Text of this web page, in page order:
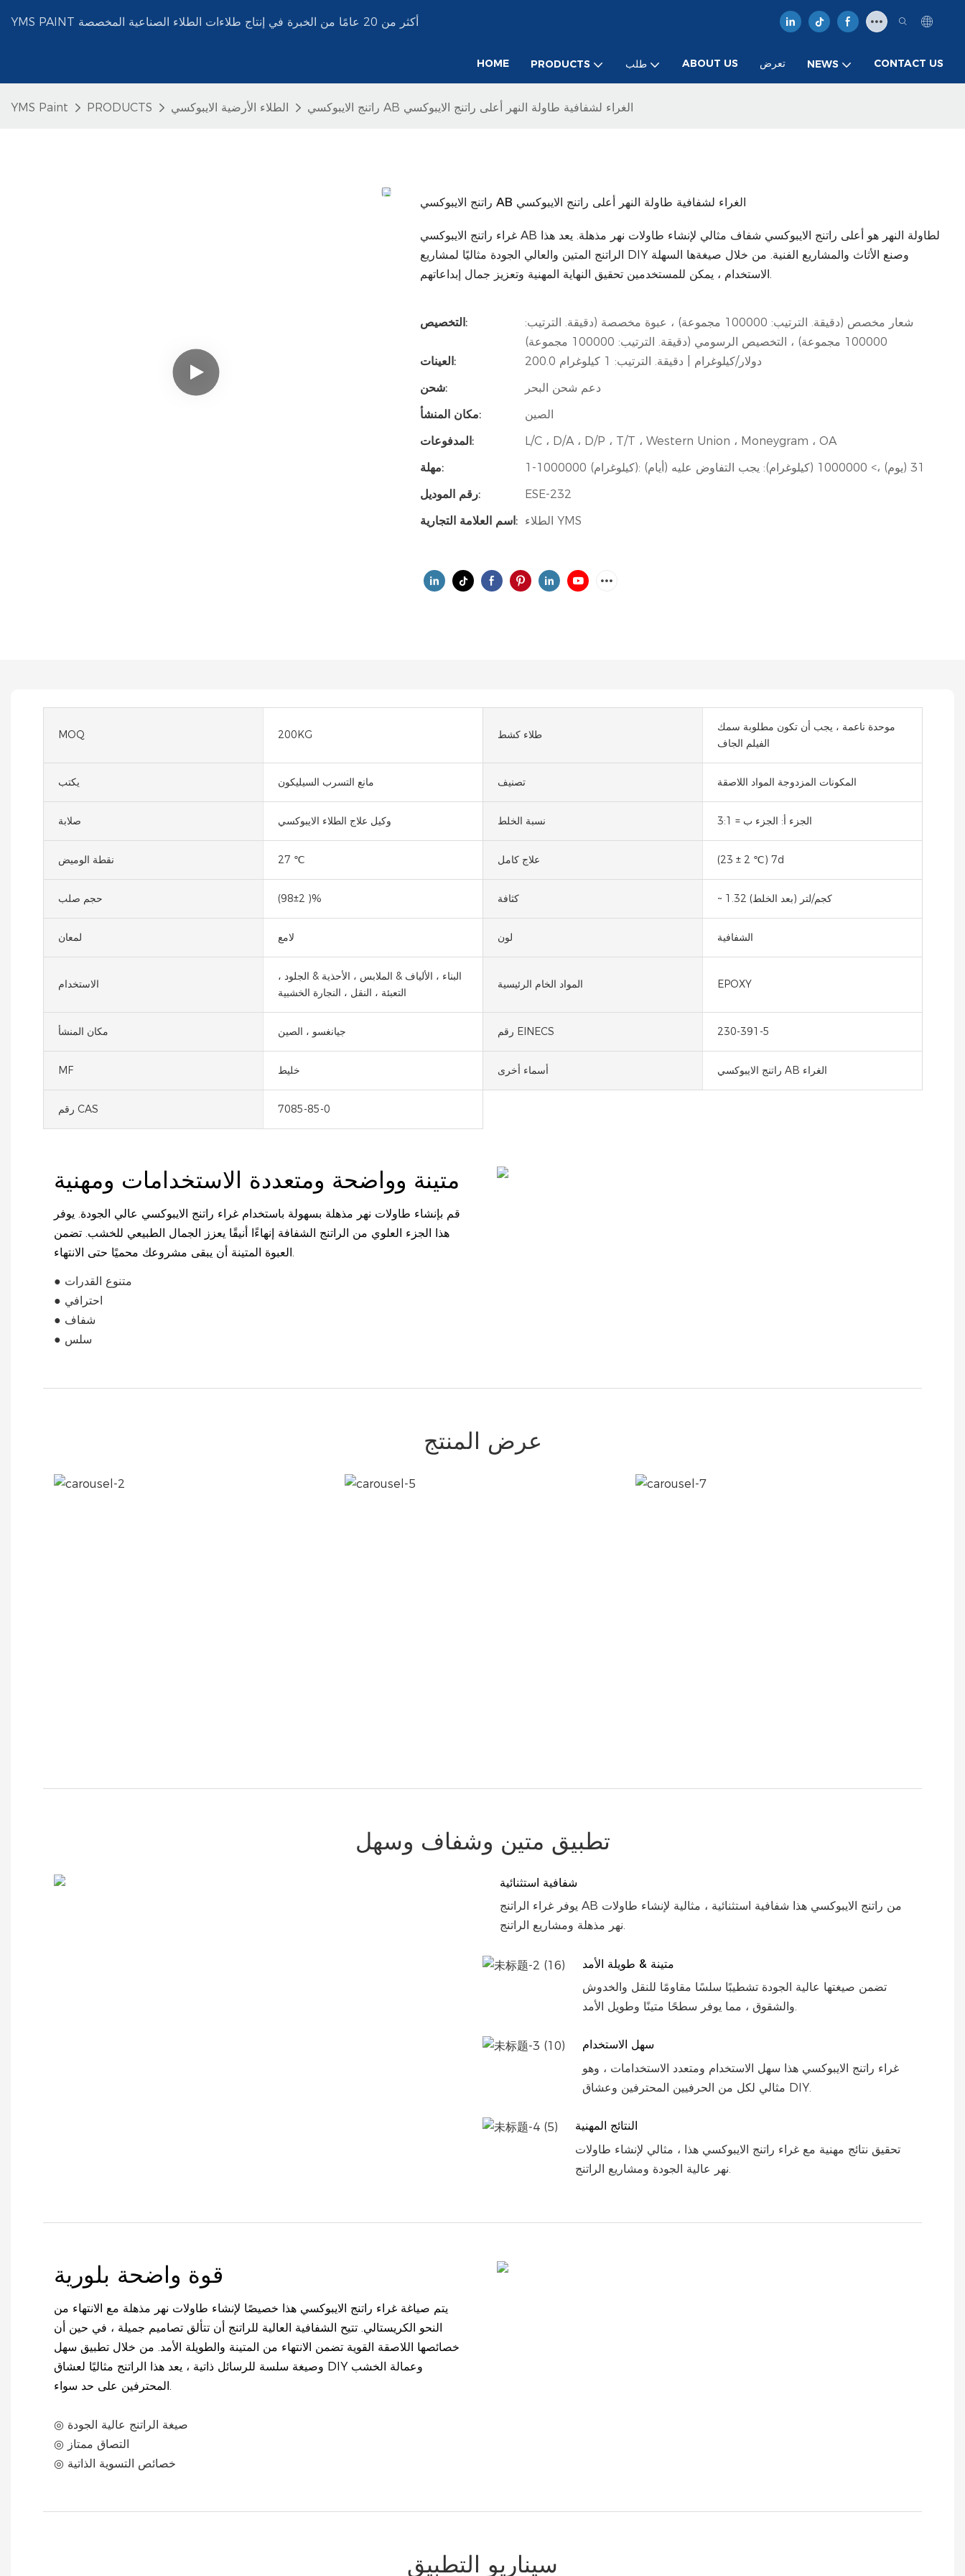
YMS PAINT أكثر من 20 عامًا من الخبرة في إنتاج طلاءات الطلاء الصناعية المخصصة
HOME PRODUCTS طلب ABOUT US تعرض NEWS CONTACT US
YMS Paint PRODUCTS الطلاء الأرضية الايبوكسي راتنج الايبوكسي AB الغراء لشفافية طاولة النهر أعلى راتنج الايبوكسي
راتنج الايبوكسي AB الغراء لشفافية طاولة النهر أعلى راتنج الايبوكسي
غراء راتنج الايبوكسي AB لطاولة النهر هو أعلى راتنج الايبوكسي شفاف مثالي لإنشاء طاولات نهر مذهلة. يعد هذا
الراتنج المتين والعالي الجودة مثاليًا لمشاريع DIY وصنع الأثاث والمشاريع الفنية. من خلال صيغةها السهلة
التخصيص:
شعار مخصص (دقيقة. الترتيب: 100000 مجموعة) ، عبوة مخصصة (دقيقة. الترتيب:
100000 مجموعة) ، التخصيص الرسومي (دقيقة. الترتيب: 100000 مجموعة)
العينات:
200.0 دولار/كيلوغرام | دقيقة. الترتيب: 1 كيلوغرام
شحن:
دعم شحن البحر
مكان المنشأ:
الصين
المدفوعات:
L/C ، D/A ، D/P ، T/T ، Western Union ، Moneygram ، OA
مهلة:
1-1000000 (كيلوغرام): 31 (يوم) ،> 1000000 (كيلوغرام): يجب التفاوض عليه (أيام)
رقم الموديل:
ESE-232
اسم العلامة التجارية:
الطلاء YMS
MOQ 200KG طلاء كشط
موحدة ناعمة ، يجب أن تكون مطلوبة سمك
الفيلم الجاف
يكتب مانع التسرب السيليكون تصنيف المكونات المزدوجة المواد اللاصقة
صلابة وكيل علاج الطلاء الايبوكسي نسبة الخلط الجزء أ: الجزء ب = 3:1
نقطة الوميض 27 ℃ علاج كامل (23 ± 2 ℃) 7d
حجم صلب (98±2 )% كثافة ~ 1.32 كجم/لتر (بعد الخلط)
لمعان لامع لون الشفافية
الاستخدام
البناء ، الألياف & الملابس ، الأحذية & الجلود ،
التعبئة ، النقل ، النجارة الخشبية
المواد الخام الرئيسية EPOXY
مكان المنشأ جيانغسو ، الصين رقم EINECS 230-391-5
MF خليط أسماء أخرى راتنج الايبوكسي AB الغراء
رقم CAS 7085-85-0
قم بإنشاء طاولات نهر مذهلة بسهولة باستخدام غراء راتنج الايبوكسي عالي الجودة. يوفر
هذا الجزء العلوي من الراتنج الشفافة إنهاءًا أنيقًا يعزز الجمال الطبيعي للخشب. تضمن
● متنوع القدرات
● احترافي
● شفاف
● سلس
عرض المنتج
تطبيق متين وشفاف وسهل
شفافية استثنائية
يوفر غراء الراتنج AB من راتنج الايبوكسي هذا شفافية استثنائية ، مثالية لإنشاء طاولات
نهر مذهلة ومشاريع الراتنج.
متينة & طويلة الأمد
تضمن صيغتها عالية الجودة تشطيبًا سلسًا مقاومًا للنقل والخدوش
والشقوق ، مما يوفر سطحًا متينًا وطويل الأمد.
سهل الاستخدام
غراء راتنج الايبوكسي هذا سهل الاستخدام ومتعدد الاستخدامات ، وهو
مثالي لكل من الحرفيين المحترفين وعشاق DIY.
النتائج المهنية
تحقيق نتائج مهنية مع غراء راتنج الايبوكسي هذا ، مثالي لإنشاء طاولات
نهر عالية الجودة ومشاريع الراتنج.
قوة واضحة بلورية
يتم صياغة غراء راتنج الايبوكسي هذا خصيصًا لإنشاء طاولات نهر مذهلة مع الانتهاء من
النحو الكريستالي. تتيح الشفافية العالية للراتنج أن تتألق تصاميم جميلة ، في حين أن
خصائصها اللاصقة القوية تضمن الانتهاء من المتينة والطويلة الأمد. من خلال تطبيق سهل
وصيغة سلسة للرسائل ذاتية ، يعد هذا الراتنج مثاليًا لعشاق DIY وعمالة الخشب
◎ صيغة الراتنج عالية الجودة
◎ التصاق ممتاز
◎ خصائص التسوية الذاتية
سيناريو التطبيق